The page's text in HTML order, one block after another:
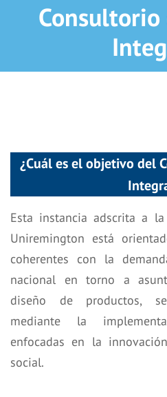
Consultorio
¿Cuál es el objetivo del
Esta instancia adscrita a
Uniremington está
coherentes con la
nacional en torno a
diseño de productos,
mediante la
enfocadas en la
social.